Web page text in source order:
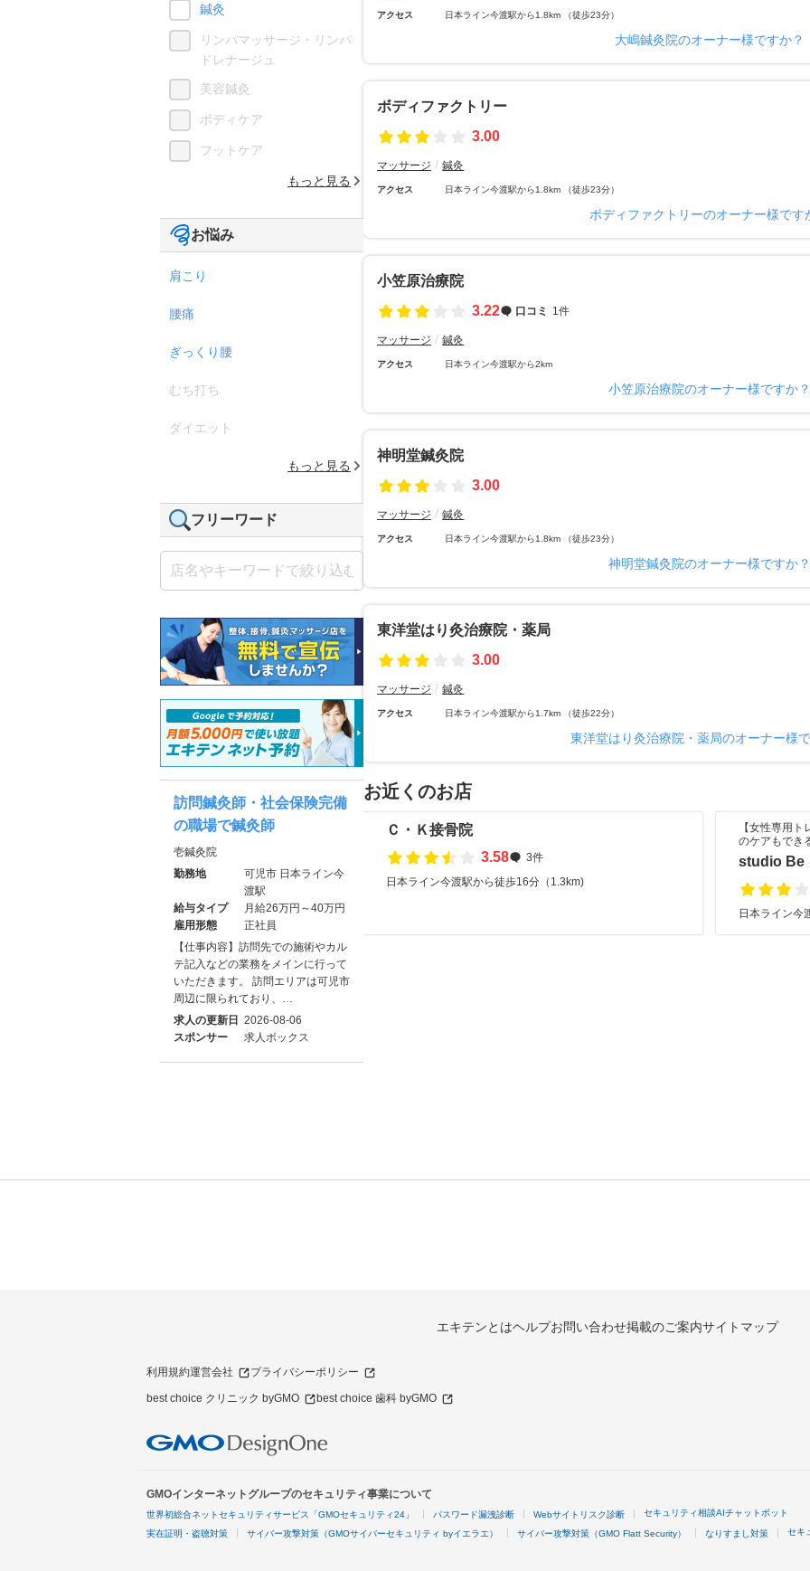
アクセス 日本ライン今渡駅から1.8km （徒歩23分）
大嶋鍼灸院のオーナー様ですか？
ボディファクトリー
3.00
マッサージ 鍼灸
アクセス 日本ライン今渡駅から1.8km （徒歩23分）
ボディファクトリーのオーナー様です
小笠原治療院
3.22
口コミ 1件
マッサージ 鍼灸
アクセス 日本ライン今渡駅から2km
小笠原治療院のオーナー様ですか？
神明堂鍼灸院
3.00
マッサージ 鍼灸
アクセス 日本ライン今渡駅から1.8km （徒歩23分）
神明堂鍼灸院のオーナー様ですか？
東洋堂はり灸治療院・薬局
3.00
マッサージ 鍼灸
アクセス 日本ライン今渡駅から1.7km （徒歩22分）
東洋堂はり灸治療院・薬局のオーナー様
お近くのお店
Ｃ・Ｋ接骨院
3.58
3件
日本ライン今渡駅から徒歩16分（1.3km)
【女性専用
のケアもでき
studio Be
日本ライン今
鍼灸
リンパマッサージ・リンパ
ドレナージュ
美容鍼灸
ボディケア
フットケア
もっと見る
お悩み
肩こり
腰痛
ぎっくり腰
むち打ち
ダイエット
もっと見る
フリーワード
訪問鍼灸師・社会保険完備
の職場で鍼灸師
壱鍼灸院
勤務地
可児市 日本ライン今
渡駅
給与タイプ
月給26万円～40万円
雇用形態
正社員
【仕事内容】訪問先での施術やカル
テ記入などの業務をメインに行って
いただきます。 訪問エリアは可児市
周辺に限られており、…
求人の更新日 2026-08-06
スポンサー
求人ボックス
エキテンとはヘルプお問い合わせ掲載のご案内サイトマップ
利用規約運営会社 プライバシーポリシー
best choice クリニック byGMO best choice 歯科 byGMO
GMOインターネットグループのセキュリティ事業について
世界初総合ネットセキュリティサービス「GMOセキュリティ24」 パスワード漏洩診断 Webサイトリスク診断 セキュリティ相談AIチャットボット
実在証明・盗聴対策 サイバー攻撃対策（GMOサイバーセキュリティ byイエラエ） サイバー攻撃対策（GMO Flatt Security） なりすまし対策 セキ